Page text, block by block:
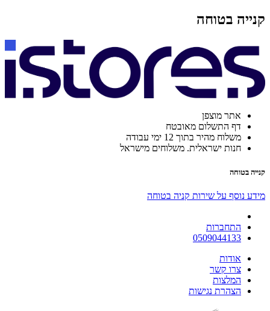
קנייה בטוחה
אתר מוצפן
דף התשלום מאובטח
משלוח מהיר בתוך 12 ימי עבודה
חנות ישראלית. משלוחים מישראל
קנייה בטוחה
מידע נוסף על שירות קניה בטוחה
התחברות
0509044133
אודות
צרו קשר
המלצות
הצהרת נגישות